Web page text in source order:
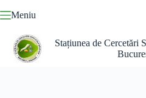
la Meniu
Stațiunea de Cercetări